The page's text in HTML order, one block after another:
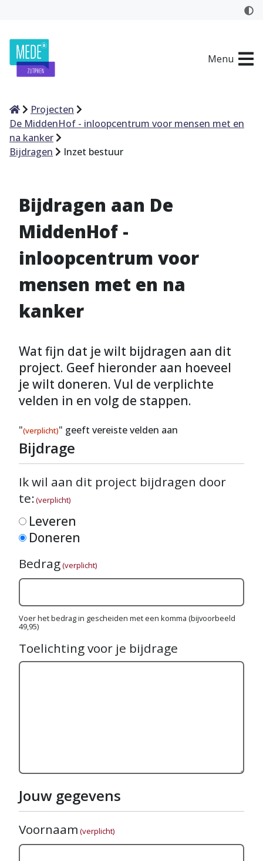
Menu
HomeProjecten
De MiddenHof - inloopcentrum voor mensen met en
na kanker
Bijdragen
Inzet bestuur
Bijdragen aan De
MiddenHof -
inloopcentrum voor
mensen met en na
kanker
Wat fijn dat je wilt bijdragen aan dit
project. Geef hieronder aan hoeveel
je wilt doneren. Vul de verplichte
velden in en volg de stappen.
"(verplicht)" geeft vereiste velden aan
Bijdrage
Ik wil aan dit project bijdragen door
te:(verplicht)
Leveren
Doneren
Bedrag(verplicht)
Voer het bedrag in gescheiden met een komma (bijvoorbeeld
49,95)
Toelichting voor je bijdrage
Jouw gegevens
Voornaam (verplicht)